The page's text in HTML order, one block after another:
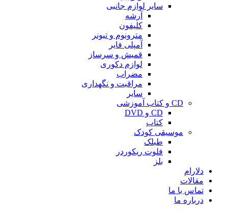
سایر لوازم جانبی
آرشه
کلیفون
مترونوم و تیونر
آمپلی فایر
قمیش و سرساز
لوازم دکوری
مضراب
مراقبت و نگهداری
سایر
CD و کتاب آموزشی
CD و DVD
کتاب
موسیقی کودک
طبلک
فلوت ریکوردر
بلز
دلارام
مقالات
تماس با ما
درباره ما